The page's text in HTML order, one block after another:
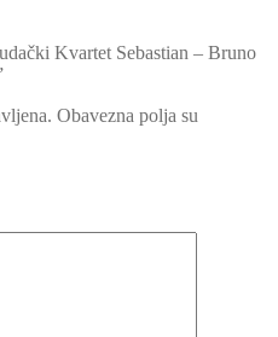
Kvartet Sebastian ‎– Bruno
Obavezna polja su